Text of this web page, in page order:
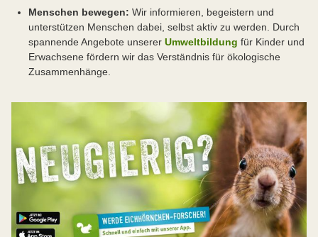
Menschen bewegen: Wir informieren, begeistern und
unterstützen Menschen dabei, selbst aktiv zu werden. Durch
spannende Angebote unserer Umweltbildung für Kinder und
Erwachsene fördern wir das Verständnis für ökologische
Zusammenhänge.